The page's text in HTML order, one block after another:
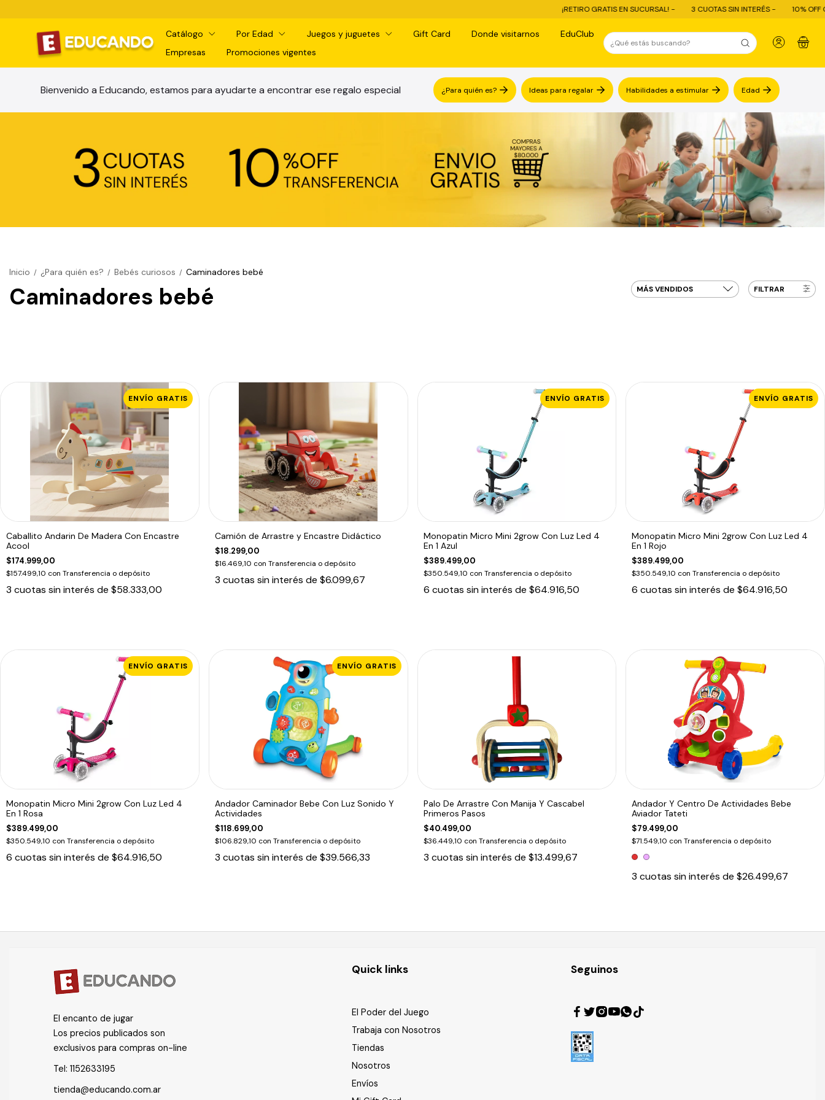
¡RETIRO GRATIS EN SUCURSAL! - 3 CUOTAS SIN INTERÉS - 10% OFF CON
Catálogo Por Edad Juegos y juguetes Gift Card Donde visitarnos
EduClub
Empresas
Promociones vigentes
0
Bienvenido a Educando, estamos para ayudarte a encontrar ese regalo especial ¿Para quién es? Ideas para regalar Habilidades a estimular Edad
Inicio / ¿Para quién es? / Bebés curiosos / Caminadores bebé
Caminadores bebé FILTRAR
ENVÍO GRATIS
Caballito Andarin De Madera Con Encastre
Acool
$174.999,00
$157.499,10 con Transferencia o depósito
3 cuotas sin interés de $58.333,00
Camión de Arrastre y Encastre Didáctico
$18.299,00
$16.469,10 con Transferencia o depósito
3 cuotas sin interés de $6.099,67
ENVÍO GRATIS
Monopatin Micro Mini 2grow Con Luz Led 4
En 1 Azul
$389.499,00
$350.549,10 con Transferencia o depósito
6 cuotas sin interés de $64.916,50
ENVÍO GRATIS
Monopatin Micro Mini 2grow Con Luz Led 4
En 1 Rojo
$389.499,00
$350.549,10 con Transferencia o depósito
6 cuotas sin interés de$64.916,50
ENVÍO GRATIS
Monopatin Micro Mini 2grow Con Luz Led 4
En 1 Rosa
$389.499,00
$350.549,10 con Transferencia o depósito
6 cuotas sin interés de $64.916,50
ENVÍO GRATIS
Andador Caminador Bebe Con Luz Sonido Y
Actividades
$118.699,00
$106.829,10 con Transferencia o depósito
3 cuotas sin interés de $39.566,33
Palo De Arrastre Con Manija Y Cascabel
Primeros Pasos
$40.499,00
$36.449,10 con Transferencia o depósito
3 cuotas sin interés de $13.499,67
Andador Y Centro De Actividades Bebe
Aviador Tateti
$79.499,00
$71.549,10 con Transferencia o depósito
3 cuotas sin interés de$26.499,67
El encanto de jugar
Los precios publicados son
exclusivos para compras on-line
Tel: 1152633195
tienda@educando.com.ar
Quick links
El Poder del Juego
Trabaja con Nosotros
Tiendas
Nosotros
Envíos
Seguinos